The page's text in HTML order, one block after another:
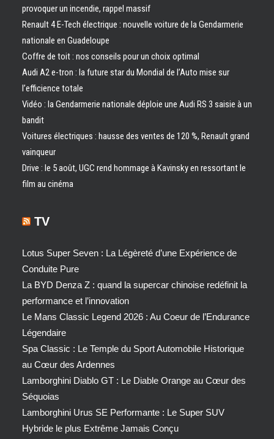
provoquer un incendie, rappel massif
Renault 4 E-Tech électrique : nouvelle voiture de la Gendarmerie
nationale en Guadeloupe
Coffre de toit : nos conseils pour un choix optimal
Audi A2 e-tron : la future star du Mondial de l’Auto mise sur
l’efficience totale
Vidéo : la Gendarmerie nationale déploie une Audi RS 3 saisie à un
bandit
Voitures électriques : hausse des ventes de 120 %, Renault grand
vainqueur
Drive : le 5 août, UGC rend hommage à Kavinsky en ressortant le
film au cinéma
TV
Lotus Super Seven : La Légèreté d’une Expérience de
Conduite Pure
La BYD Denza Z : quand la supercar chinoise redéfinit la
performance et l’innovation
Le Mans Classic Legend 2026 : Au Coeur de l’Endurance
Légendaire
Spa Classic : Le Temple du Sport Automobile Historique
au Cœur des Ardennes
Lamborghini Diablo GT : Le Diable Orange au Cœur des
Séquoias
Lamborghini Urus SE Performante : Le Super SUV
Hybride le plus Extrême Jamais Conçu